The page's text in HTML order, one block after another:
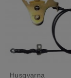
Husqvarna